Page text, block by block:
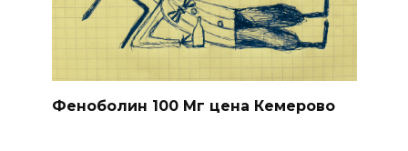
Феноболин 100 Мг цена Кемерово